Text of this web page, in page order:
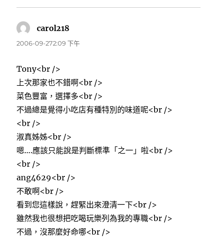
carol218
示:
2006-09-272:09 下午
Tony<br />
上次那家也不錯啊<br />
菜色豐富，選擇多<br />
不過總是覺得小吃店有種特別的味道呢<br />
<br />
淑真姊姊<br />
嗯….應該只能說是判斷標準「之一」啦<br />
<br />
ang4629<br />
不敢啊<br />
看到您這樣說，趕緊出來澄清一下<br />
雖然我也很想把吃喝玩樂列為我的專職<br />
不過，沒那麼好命哪<br />